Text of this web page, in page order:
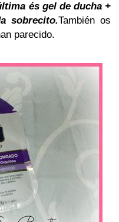
és gel de ducha +
sobrecito.También os
parecido.